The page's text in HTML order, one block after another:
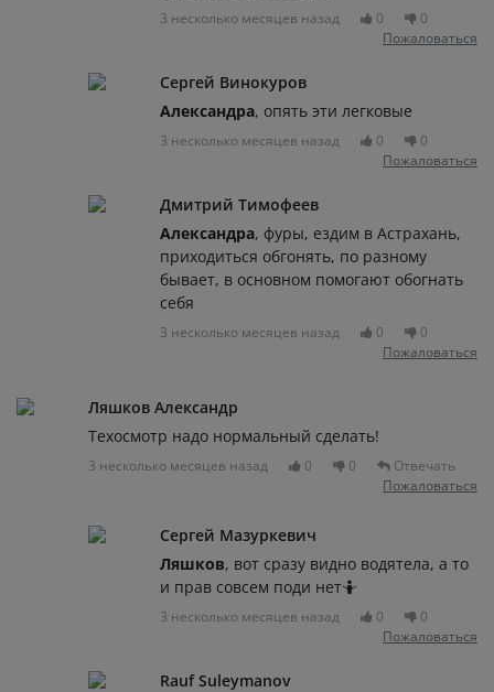
3 несколько месяцев назад 0
0
Пожаловаться
Сергей Винокуров
Александра, опять эти легковые
3 несколько месяцев назад 0
0
Пожаловаться
Дмитрий Тимофеев
Александра, фуры, ездим в Астрахань,
приходиться обгонять, по разному
бывает, в основном помогают обогнать
себя
3 несколько месяцев назад 0
0
Пожаловаться
Ляшков Александр
Техосмотр надо нормальный сделать!
3 несколько месяцев назад 0 0
Отвечать
Пожаловаться
Сергей Мазуркевич
Ляшков, вот сразу видно водятела, а то
и прав совсем поди нет🤷
3 несколько месяцев назад 0
0
Пожаловаться
Rauf Suleymanov